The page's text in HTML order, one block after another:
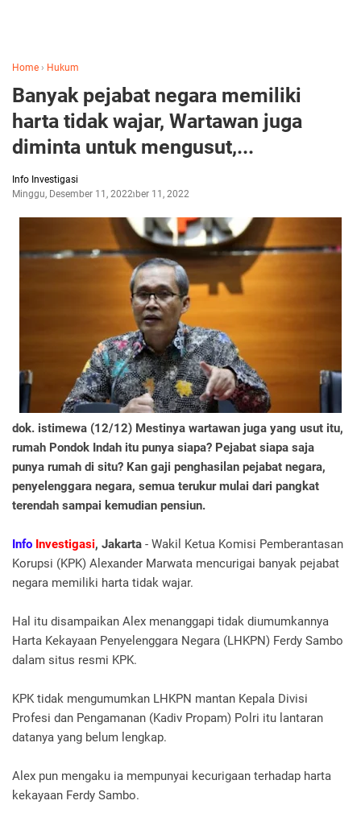
Home › Hukum
Banyak pejabat negara memiliki
harta tidak wajar, Wartawan juga
diminta untuk mengusut,...
Info Investigasi
Minggu, Desember 11, 2022Desember 11, 2022
dok. istimewa (12/12) Mestinya wartawan juga yang usut itu,
rumah Pondok Indah itu punya siapa? Pejabat siapa saja
punya rumah di situ? Kan gaji penghasilan pejabat negara,
penyelenggara negara, semua terukur mulai dari pangkat
terendah sampai kemudian pensiun.
Info Investigasi, Jakarta - Wakil Ketua Komisi Pemberantasan
Korupsi (KPK) Alexander Marwata mencurigai banyak pejabat
negara memiliki harta tidak wajar.
Hal itu disampaikan Alex menanggapi tidak diumumkannya
Harta Kekayaan Penyelenggara Negara (LHKPN) Ferdy Sambo
dalam situs resmi KPK.
KPK tidak mengumumkan LHKPN mantan Kepala Divisi
Profesi dan Pengamanan (Kadiv Propam) Polri itu lantaran
datanya yang belum lengkap.
Alex pun mengaku ia mempunyai kecurigaan terhadap harta
kekayaan Ferdy Sambo.